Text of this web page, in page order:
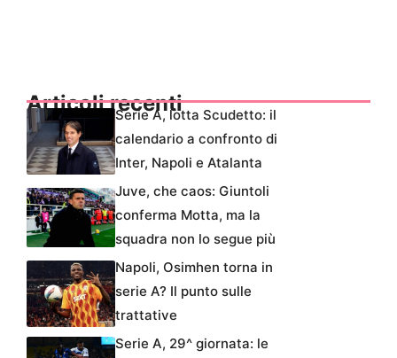
Articoli recentiSerie A, lotta Scudetto: il
calendario a confronto di
Inter, Napoli e Atalanta
Juve, che caos: Giuntoli
conferma Motta, ma la
squadra non lo segue più
Napoli, Osimhen torna in
serie A? Il punto sulle
trattative
Serie A, 29^ giornata: le